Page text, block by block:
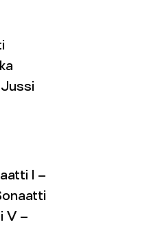
I –
V –